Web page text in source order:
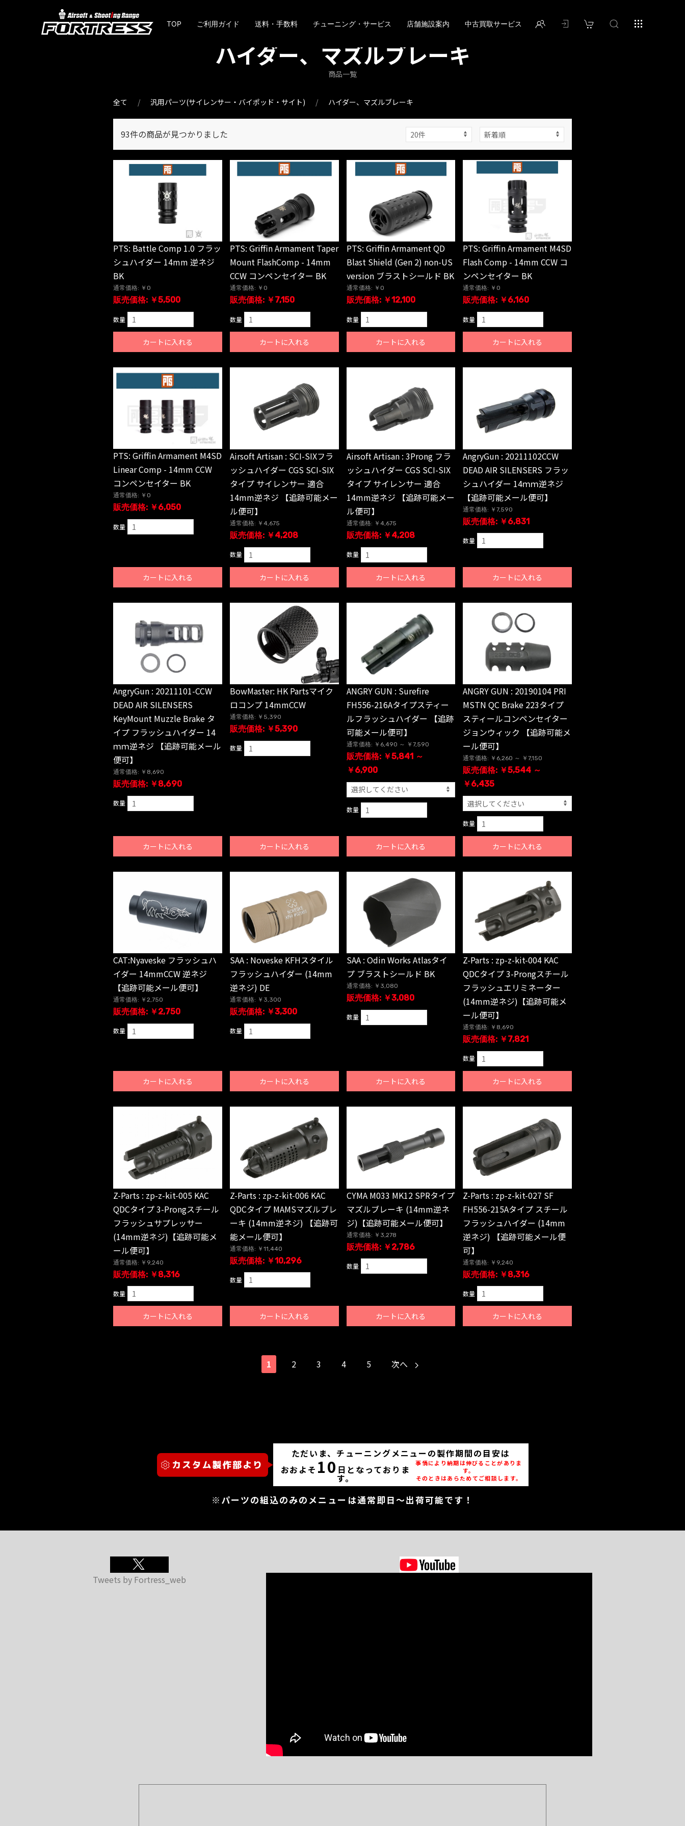
TOP ご利用ガイド 送料・手数料 チューニング・サービス 店舗施設案内 中古買取サービス
ハイダー、マズルブレーキ
商品一覧
全て 汎用パーツ(サイレンサー・バイポッド・サイト) ハイダー、マズルブレーキ
93件の商品が見つかりました
PTS: Battle Comp 1.0 フラッ
シュハイダー 14mm 逆ネジ
BK
通常価格: ￥0
販売価格: ￥5,500
数量
カートに入れる
PTS: Griffin Armament Taper
Mount FlashComp - 14mm
CCW コンペンセイター BK
通常価格: ￥0
販売価格: ￥7,150
数量
カートに入れる
PTS: Griffin Armament QD
Blast Shield (Gen 2) non-US
version ブラストシールド BK
通常価格: ￥0
販売価格: ￥12,100
数量
カートに入れる
PTS: Griffin Armament M4SD
Flash Comp - 14mm CCW コ
ンペンセイター BK
通常価格: ￥0
販売価格: ￥6,160
数量
カートに入れる
PTS: Griffin Armament M4SD
Linear Comp - 14mm CCW
コンペンセイター BK
通常価格: ￥0
販売価格: ￥6,050
数量
カートに入れる
Airsoft Artisan : SCI-SIXフラ
ッシュハイダー CGS SCI-SIX
タイプ サイレンサー 適合
14mm逆ネジ 【追跡可能メー
ル便可】
通常価格: ￥4,675
販売価格: ￥4,208
数量
カートに入れる
Airsoft Artisan : 3Prong フラ
ッシュハイダー CGS SCI-SIX
タイプ サイレンサー 適合
14mm逆ネジ 【追跡可能メー
ル便可】
通常価格: ￥4,675
販売価格: ￥4,208
数量
カートに入れる
AngryGun : 20211102CCW
DEAD AIR SILENSERS フラッ
シュハイダー 14ｍｍ逆ネジ
【追跡可能メール便可】
通常価格: ￥7,590
販売価格: ￥6,831
数量
カートに入れる
AngryGun : 20211101-CCW
DEAD AIR SILENSERS
KeyMount Muzzle Brake タ
イプ フラッシュハイダー 14
ｍｍ逆ネジ 【追跡可能メール
便可】
通常価格: ￥8,690
販売価格: ￥8,690
数量
カートに入れる
BowMaster: HK Partsマイク
ロコンプ 14mmCCW
通常価格: ￥5,390
販売価格: ￥5,390
数量
カートに入れる
ANGRY GUN : Surefire
FH556-216Aタイプスティー
ルフラッシュハイダー 【追跡
可能メール便可】
通常価格: ￥6,490 ～ ￥7,590
販売価格: ￥5,841 ～
￥6,900
数量
カートに入れる
ANGRY GUN : 20190104 PRI
MSTN QC Brake 223タイプ
スティールコンペンセイター
ジョンウィック 【追跡可能メ
ール便可】
通常価格: ￥6,260 ～ ￥7,150
販売価格: ￥5,544 ～
￥6,435
数量
カートに入れる
CAT:Nyaveske フラッシュハ
イダー 14mmCCW 逆ネジ
【追跡可能メール便可】
通常価格: ￥2,750
販売価格: ￥2,750
数量
カートに入れる
SAA : Noveske KFHスタイル
フラッシュハイダー (14mm
逆ネジ) DE
通常価格: ￥3,300
販売価格: ￥3,300
数量
カートに入れる
SAA : Odin Works Atlasタイ
プ ブラストシールド BK
通常価格: ￥3,080
販売価格: ￥3,080
数量
カートに入れる
Z-Parts : zp-z-kit-004 KAC
QDCタイプ 3-Prongスチール
フラッシュエリミネーター
(14mm逆ネジ)【追跡可能メ
ール便可】
通常価格: ￥8,690
販売価格: ￥7,821
数量
カートに入れる
Z-Parts : zp-z-kit-005 KAC
QDCタイプ 3-Prongスチール
フラッシュサプレッサー
(14mm逆ネジ)【追跡可能メ
ール便可】
通常価格: ￥9,240
販売価格: ￥8,316
数量
カートに入れる
Z-Parts : zp-z-kit-006 KAC
QDCタイプ MAMSマズルブレ
ーキ (14mm逆ネジ) 【追跡可
能メール便可】
通常価格: ￥11,440
販売価格: ￥10,296
数量
カートに入れる
CYMA M033 MK12 SPRタイプ
マズルブレーキ (14mm逆ネ
ジ)【追跡可能メール便可】
通常価格: ￥3,278
販売価格: ￥2,786
数量
カートに入れる
Z-Parts : zp-z-kit-027 SF
FH556-215Aタイプ スチール
フラッシュハイダー (14mm
逆ネジ) 【追跡可能メール便
可】
通常価格: ￥9,240
販売価格: ￥8,316
数量
カートに入れる
1 2 3 4 5 次へ
ただいま、チューニングメニューの製作期間の目安は
おおよそ 10 日となっておりま
す。
事情により納期は伸びることがありま
す。
そのときはあらためてご相談します。
※パーツの組込のみのメニューは通常即日～出荷可能です！
Tweets by Fortress_web